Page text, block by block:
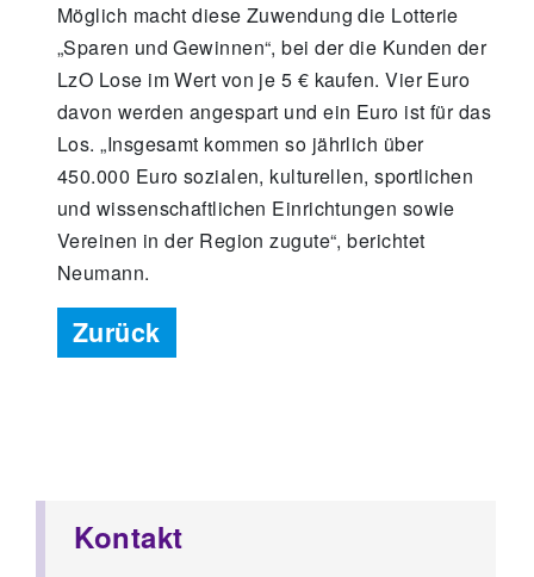
Kontakt
Möglich macht diese Zuwendung die Lotterie
„Sparen und Gewinnen“, bei der die Kunden der
LzO Lose im Wert von je 5 € kaufen. Vier Euro
davon werden angespart und ein Euro ist für das
Los. „Insgesamt kommen so jährlich über
450.000 Euro sozialen, kulturellen, sportlichen
und wissenschaftlichen Einrichtungen sowie
Vereinen in der Region zugute“, berichtet
Neumann.
Zurück